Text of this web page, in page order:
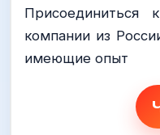
Присоединиться
компании из
имеющие опыт